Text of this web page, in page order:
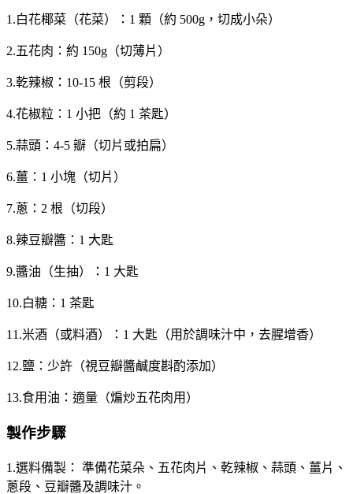
1.白花椰菜（花菜）：1 顆（約 500g，切成小朵）
2.五花肉：約 150g（切薄片）
3.乾辣椒：10-15 根（剪段）
4.花椒粒：1 小把（約 1 茶匙）
5.蒜頭：4-5 瓣（切片或拍扁）
6.薑：1 小塊（切片）
7.蔥：2 根（切段）
8.辣豆瓣醬：1 大匙
9.醬油（生抽）：1 大匙
10.白糖：1 茶匙
11.米酒（或料酒）：1 大匙（用於調味汁中，去腥增香）
12.鹽：少許（視豆瓣醬鹹度斟酌添加）
13.食用油：適量（煸炒五花肉用）
製作步驟
1.選料備製： 準備花菜朵、五花肉片、乾辣椒、蒜頭、薑片、
蔥段、豆瓣醬及調味汁。